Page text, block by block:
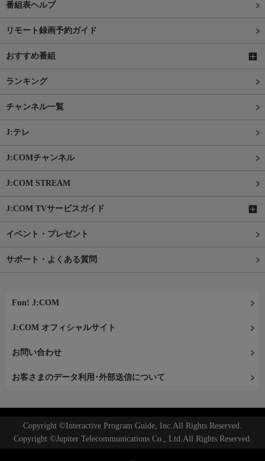
番組表ヘルプ
リモート録画予約ガイド
おすすめ番組
ランキング
チャンネル一覧
J:テレ
J:COMチャンネル
J:COM STREAM
J:COM TVサービスガイド
イベント・プレゼント
サポート・よくある質問
Fun! J:COM
J:COM オフィシャルサイト
お問い合わせ
お客さまのデータ利用･外部送信について
Copyright ©Interactive Program Guide, Inc.All Rights Reserved.
Copyright ©Jupiter Telecommunications Co., Ltd.All Rights Reserved.